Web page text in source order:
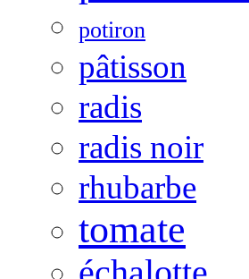
potiron
pâtisson
radis
radis noir
rhubarbe
tomate